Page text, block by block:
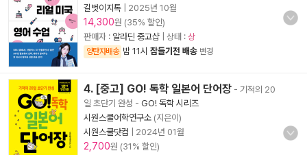
길벗이지톡
2025년 10월
14,300원 (35% 할인)
판매자 : 알라딘 중고샵 | 상태 : 상
양탄자배송 밤 11시 잠들기전 배송 변경
4. [중고] GO! 독학 일본어 단어장 - 기적의 20
일 초단기 완성 - GO! 독학 시리즈
시원스쿨어학연구소 (지은이)
시원스쿨닷컴
2024년 01월
2,700원 (31% 할인)